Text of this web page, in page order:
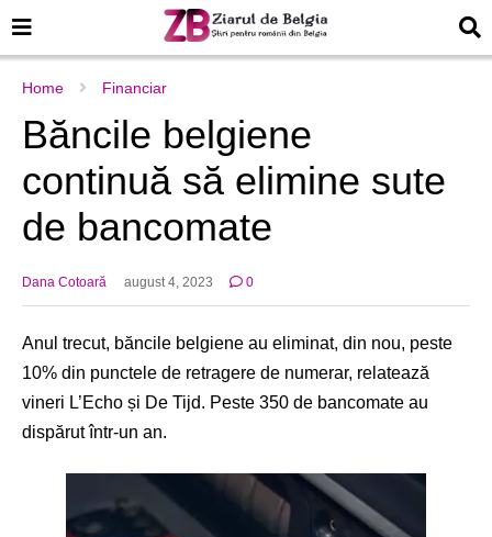
Home Financiar
Băncile belgiene
continuă să elimine sute
de bancomate
Dana Cotoară august 4, 2023 0
Anul trecut, băncile belgiene au eliminat, din nou, peste
10% din punctele de retragere de numerar, relatează
vineri L’Echo și De Tijd. Peste 350 de bancomate au
dispărut într-un an.